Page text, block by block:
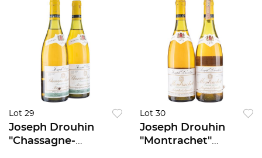
Lot 29
Joseph Drouhin
"Chassagne-
Lot 30
Joseph Drouhin
"Montrachet"